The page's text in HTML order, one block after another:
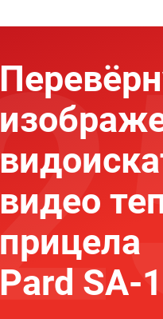
видео
прицела
Pard SA-